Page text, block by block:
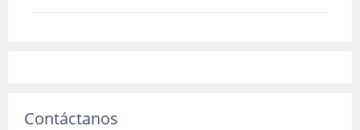
Contáctanos